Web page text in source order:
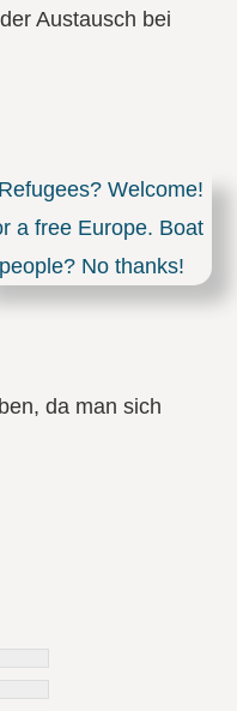
Austausch bei
da man sich